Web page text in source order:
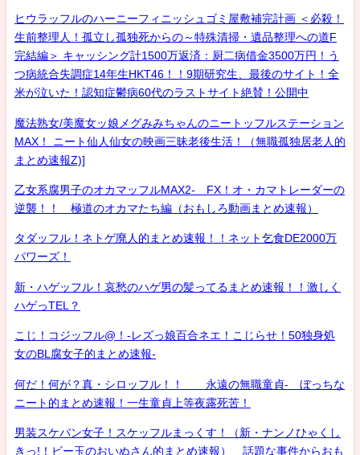
ヒウラッフルのハーニーフィニッシュゴミ屋敷補完計画 ＜必殺！
生前整理人！孤立し孤独死からの～特殊清掃・遺品整理への道F
完結編＞ キャッシング計1500万返済：厨二病借金3500万円！う
つ病統合失調症14年生HKT46！！9期研究生、最後のサイト！全
米が泣いた！認知症鬱病60代のラストサイト絶賛！公開中
魔法熟女/美魔女ッ娘メグみみちゃんのニートッフルステーション
MAX！ ニート仙人仙女の映画三昧老後生活！（無職孤独居老人的
まとめ速報Z)]
乙女系腐男子のオカマッフルMAX2- FX！オ・カマトレーダーの
逆襲！！ 極道のオカマたち編（おもしろ動画まとめ速報）
タダッフル！ネトゲ廃人的まとめ速報！！ネット乞食DE2000万
パワーズ！
新・ハゲッフル！哀愁のハゲ男の髪ってるまとめ速報！！激しく
ハゲっTEL？
こじ！コジッフル@！-レズっ娘百合ネエ！こじらせ！50独身処
女のBL腐女子的まとめ速報-
何だ！何が？真・シロッフル！！ 永遠の無職童貞- ぼっちな
ニート的まとめ速報！一生童貞上等夜露死苦！
男装スケバン女子！スケッフルまっくす！（新・ナンノひゃくし
きっ!！ビー玉のおいぬさん的まとめ速報） 話題な事件からおも